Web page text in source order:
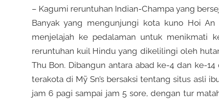
a
y
a
– Kagumi reruntuhan Indian-Champa yang
Banyak yang mengunjungi kota kuno Hoi
menjelajah ke pedalaman untuk menikmati
reruntuhan kuil Hindu yang dikelilingi oleh
Thu Bon. Dibangun antara abad ke-4 dan ke-
terakota di Mỹ Sn’s bersaksi tentang situs asli
jam 6 pagi sampai jam 5 sore, dengan tur